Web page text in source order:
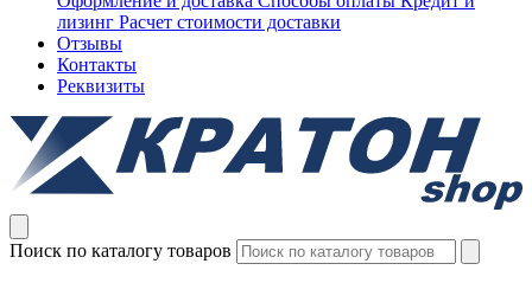
лизинг Расчет стоимости доставки
Отзывы
Контакты
Реквизиты
Поиск по каталогу товаров